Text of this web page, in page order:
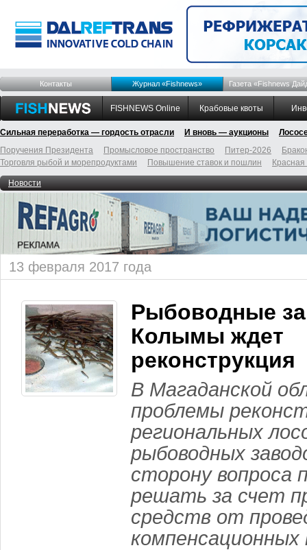
Контакты Журнал «Fishnews» Газета «Fishnews
FISHNEWS Online Крабовые квоты
Сильная переработка — гордость отрасли И вновь — аукционы
Поручения Президента
Промысловое пространство Питер-2026
Торговля рыбой и морепродуктами
Повышение ставок и пошлин
Новости
13 февраля 2017 года
Рыбоводные
Колымы ждет
реконструкция
В Магаданской
проблемы
региональных
рыбоводных
сторону вопроса
решать за счет
средств от